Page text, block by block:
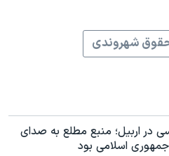
شهروندی
اربیل؛ منبع مطلع به صدای
اسلامی بود